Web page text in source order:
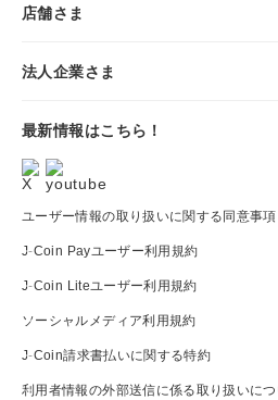
店舗さま
法人企業さま
最新情報はこちら！
ユーザー情報の取り扱いに関する同意事項
J-Coin Payユーザー利用規約
J-Coin Liteユーザー利用規約
ソーシャルメディア利用規約
J-Coin請求書払いに関する特約
利用者情報の外部送信に係る取り扱いにつ